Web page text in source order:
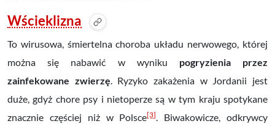
Wścieklizna
To wirusowa, śmiertelna choroba układu nerwowego, której
można się nabawić w wyniku pogryzienia przez
zainfekowane zwierzę. Ryzyko zakażenia w Jordanii jest
duże, gdyż chore psy i nietoperze są w tym kraju spotykane
znacznie częściej niż w Polsce[3]. Biwakowicze, odkrywcy